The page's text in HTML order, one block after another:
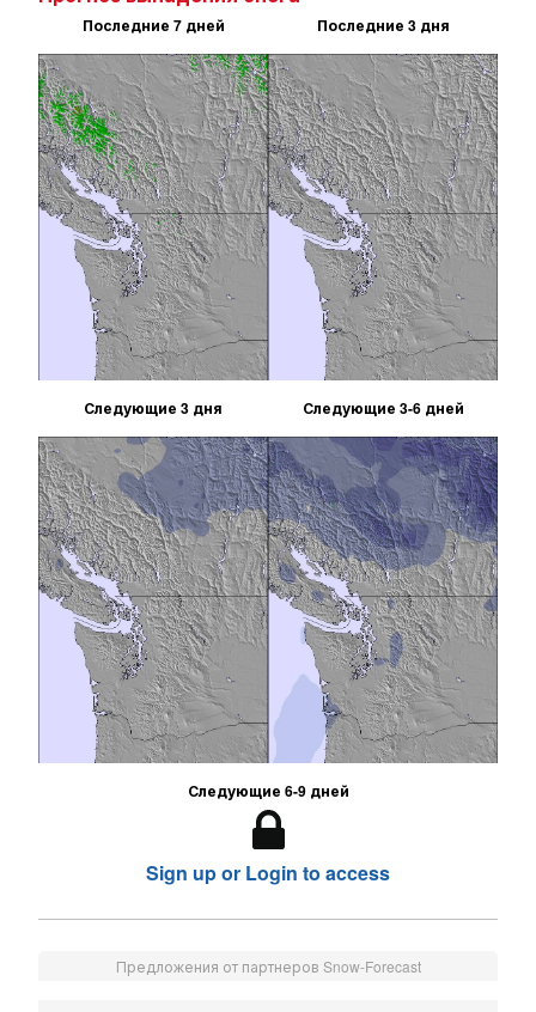
Последние 7 дней Последние 3 дня
Следующие 3 дня Следующие 3-6 дней
Следующие 6-9 дней
Sign up or Login to access
Предложения от партнеров Snow-Forecast